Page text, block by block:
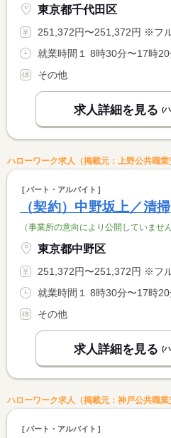
東京都千代田区
251,372円〜251,372円 ※フルタイム求人の場合は月額（換算額
就業時間１ 8時30分〜17時
その他
求人詳細を見る (
ハローワーク求人（掲載元：上野公共職業
パート・アルバイト
（契約）中野坂上／清掃
（事業所の意向により公開していません
東京都中野区
251,372円〜251,372円 ※フルタイム求人の場合は月額（換算額
就業時間１ 8時30分〜17時
その他
求人詳細を見る (
ハローワーク求人（掲載元：神戸公共職業
パート・アルバイト